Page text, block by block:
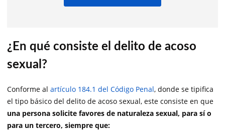
¿En qué consiste el delito de acoso
sexual?
Conforme al artículo 184.1 del Código Penal, donde se tipifica
el tipo básico del delito de acoso sexual, este consiste en que
una persona solicite favores de naturaleza sexual, para sí o
para un tercero, siempre que: